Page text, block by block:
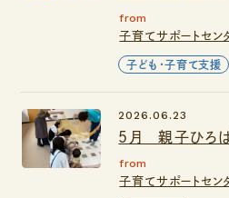
from
子育てサポートセン
子ども・子育て支援
５月 親子ひろば
2026.06.23
from
子育てサポートセン